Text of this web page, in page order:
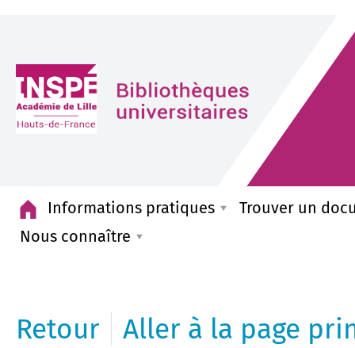
Accueil
Informations pratiques
Trouver un
Nous connaître
Retour Aller à la page